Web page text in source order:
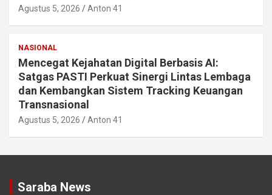
Agustus 5, 2026 Anton 41
NASIONAL
Mencegat Kejahatan Digital Berbasis AI:
Satgas PASTI Perkuat Sinergi Lintas Lembaga
dan Kembangkan Sistem Tracking Keuangan
Transnasional
Agustus 5, 2026 Anton 41
Saraba News